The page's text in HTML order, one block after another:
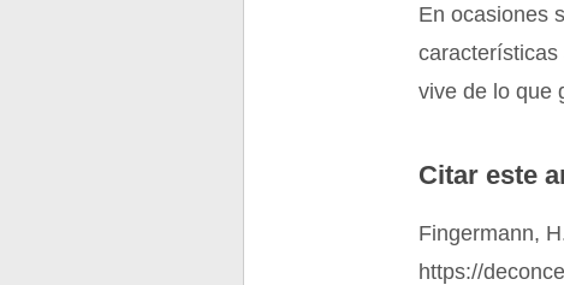
En ocasiones
características
vive de lo que
Citar este
Fingermann,
https://